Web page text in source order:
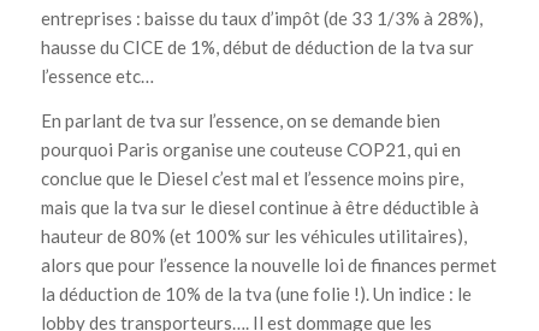
entreprises : baisse du taux d’impôt (de 33 1/3% à 28%),
hausse du CICE de 1%, début de déduction de la tva sur
l’essence etc…
En parlant de tva sur l’essence, on se demande bien
pourquoi Paris organise une couteuse COP21, qui en
conclue que le Diesel c’est mal et l’essence moins pire,
mais que la tva sur le diesel continue à être déductible à
hauteur de 80% (et 100% sur les véhicules utilitaires),
alors que pour l’essence la nouvelle loi de finances permet
la déduction de 10% de la tva (une folie !). Un indice : le
lobby des transporteurs…. Il est dommage que les